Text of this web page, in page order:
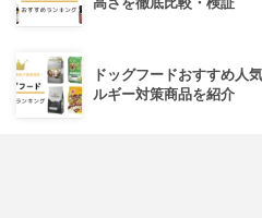
ドッグフードおすすめ人
ルギー対策商品を紹介